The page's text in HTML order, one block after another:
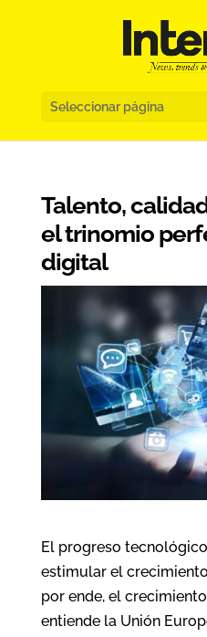
Seleccionar página
Talento,
el trinomio
digital
El progreso
estimular el
por ende, el
entiende la Unión